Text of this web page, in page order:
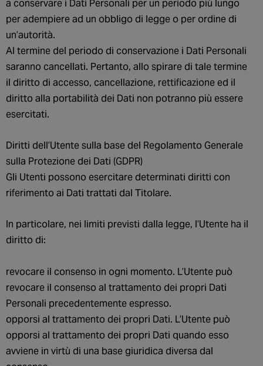
a conservare i Dati Personali per un periodo più lungo
per adempiere ad un obbligo di legge o per ordine di
un’autorità.
Al termine del periodo di conservazione i Dati Personali
saranno cancellati. Pertanto, allo spirare di tale termine
il diritto di accesso, cancellazione, rettificazione ed il
diritto alla portabilità dei Dati non potranno più essere
esercitati.
Diritti dell’Utente sulla base del Regolamento Generale
sulla Protezione dei Dati (GDPR)
Gli Utenti possono esercitare determinati diritti con
riferimento ai Dati trattati dal Titolare.
In particolare, nei limiti previsti dalla legge, l’Utente ha il
diritto di:
revocare il consenso in ogni momento. L’Utente può
revocare il consenso al trattamento dei propri Dati
Personali precedentemente espresso.
opporsi al trattamento dei propri Dati. L’Utente può
opporsi al trattamento dei propri Dati quando esso
avviene in virtù di una base giuridica diversa dal